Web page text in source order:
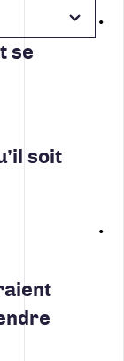
se
soit